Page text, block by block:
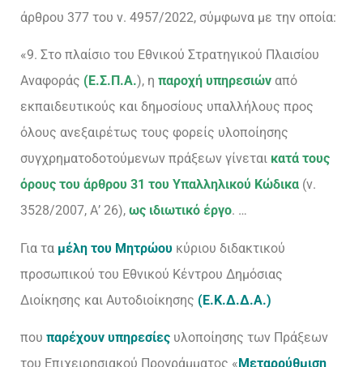
άρθρου 377 του ν. 4957/2022, σύμφωνα με την οποία:
«9. Στο πλαίσιο του Εθνικού Στρατηγικού Πλαισίου
Αναφοράς (Ε.Σ.Π.Α.), η παροχή υπηρεσιών από
εκπαιδευτικούς και δημοσίους υπαλλήλους προς
όλους ανεξαιρέτως τους φορείς υλοποίησης
συγχρηματοδοτούμενων πράξεων γίνεται κατά τους
όρους του άρθρου 31 του Υπαλληλικού Κώδικα (ν.
3528/2007, Α’ 26), ως ιδιωτικό έργο. …
Για τα μέλη του Μητρώου κύριου διδακτικού
προσωπικού του Εθνικού Κέντρου Δημόσιας
Διοίκησης και Αυτοδιοίκησης (Ε.Κ.Δ.Δ.Α.)
που παρέχουν υπηρεσίες υλοποίησης των Πράξεων
του Επιχειρησιακού Προγράμματος «Μεταρρύθμιση